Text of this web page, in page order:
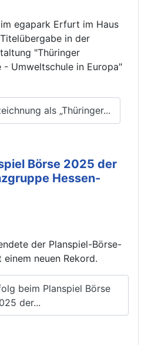
egapark Erfurt im Haus
in der
"Thüringer
- Umweltschule in Europa"
als „Thüringer...
Börse 2025 der
Hessen-
der Planspiel-Börse-
neuen Rekord.
beim Planspiel Börse
der...